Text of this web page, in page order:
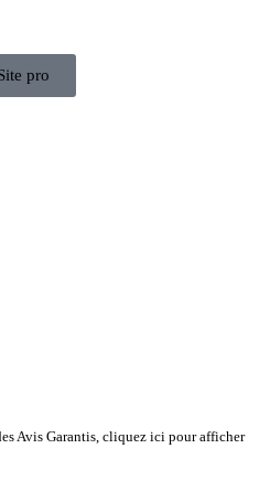
pro
Avis Garantis, cliquez ici pour afficher